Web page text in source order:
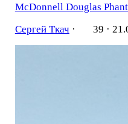
McDonnell Douglas
Сергей Ткач · 39 ·